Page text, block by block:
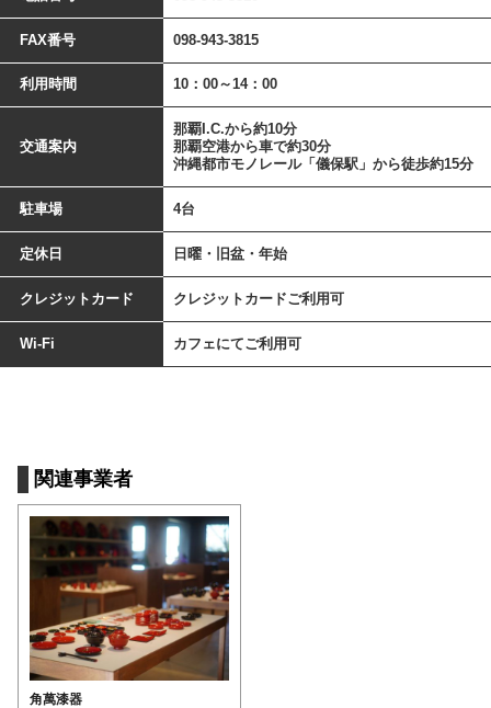
FAX番号 098-943-3815
利用時間 10：00～14：00
交通案内
那覇I.C.から約10分
那覇空港から車で約30分
沖縄都市モノレール「儀保駅」から徒歩約15分
駐車場 4台
定休日 日曜・旧盆・年始
クレジットカード クレジットカードご利用可
Wi-Fi カフェにてご利用可
関連事業者
角萬漆器